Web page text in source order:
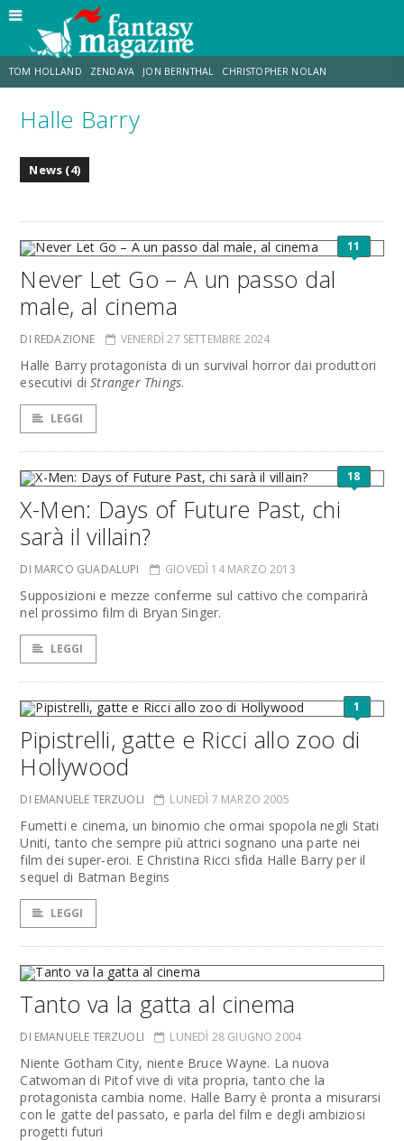
TOM HOLLAND ZENDAYA JON BERNTHAL CHRISTOPHER NOLAN
STRANIMONDI LUCCA COMICS & GAMES
Halle Barry
News (4)
11
Never Let Go – A un passo dal
male, al cinema
DI REDAZIONE VENERDÌ 27 SETTEMBRE 2024
Halle Barry protagonista di un survival horror dai produttori
esecutivi diStranger Things.
LEGGI
18
X-Men: Days of Future Past, chi
sarà il villain?
DI MARCO GUADALUPI GIOVEDÌ 14 MARZO 2013
Supposizioni e mezze conferme sul cattivo che comparirà
nel prossimo film di Bryan Singer.
LEGGI
1
Pipistrelli, gatte e Ricci allo zoo di
Hollywood
DI EMANUELE TERZUOLI LUNEDÌ 7 MARZO 2005
Fumetti e cinema, un binomio che ormai spopola negli Stati
Uniti, tanto che sempre più attrici sognano una parte nei
film dei super-eroi. E Christina Ricci sfida Halle Barry per il
sequel di Batman Begins
LEGGI
Tanto va la gatta al cinema
DI EMANUELE TERZUOLI LUNEDÌ 28 GIUGNO 2004
Niente Gotham City, niente Bruce Wayne. La nuova
Catwoman di Pitof vive di vita propria, tanto che la
protagonista cambia nome. Halle Barry è pronta a misurarsi
con le gatte del passato, e parla del film e degli ambiziosi
progetti futuri